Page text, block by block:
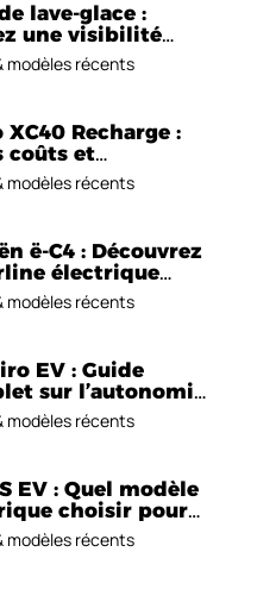
lave-glace :
une visibilité
en voiture
modèles récents
XC40 Recharge :
coûts et
?
modèles récents
ë-C4 : Découvrez
électrique
modèles récents
EV : Guide
sur l’autonomie
!
modèles récents
EV : Quel modèle
choisir pour
modèles récents